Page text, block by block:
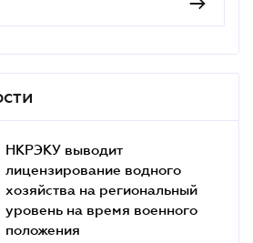
НКРЭКУ выводит
лицензирование водного
хозяйства на региональный
уровень на время военного
положения